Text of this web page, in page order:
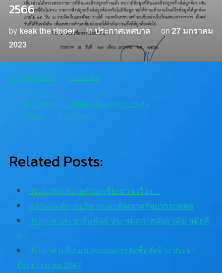
2566
by keak the ripper inประกาศเทศบาล on 27 มกราคม
2023
ประกาศ-ภ.ด.ส.3 ดาวน์โหลด
แบบบัญชีรายการที่ดินและสิ่งปลูกสร้าง-ประจำ
ปี-2566
ดาวน์โหลด
Related Posts:
ประกาศเทศบาลตำบลเชียงม่วน เรื่อง…
หลักเกณฑ์การบริหารและพัฒนาทรัพยากรบุคคล
ประกาศ ประชาสัมพันธ์ ประชุมสภาสมัยสามัญ สมัยที่
3…
ประกาศ เปลี่ยนแปลงแผนการจัดซื้อจัดจ้าง ประจำ
ปีงบประมาณ 2567